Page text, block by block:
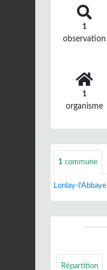
1
observation
1
organisme
1 commune
Lonlay-l'Abbaye
Répartition